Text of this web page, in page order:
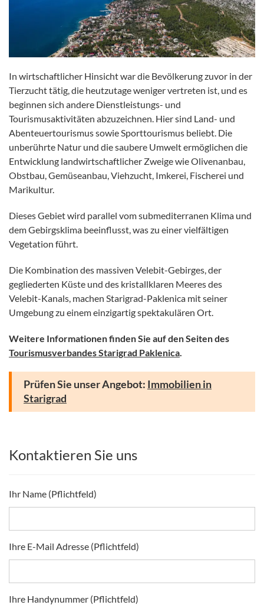
In wirtschaftlicher Hinsicht war die Bevölkerung zuvor in der
Tierzucht tätig, die heutzutage weniger vertreten ist, und es
beginnen sich andere Dienstleistungs- und
Tourismusaktivitäten abzuzeichnen. Hier sind Land- und
Abenteuertourismus sowie Sporttourismus beliebt. Die
unberührte Natur und die saubere Umwelt ermöglichen die
Entwicklung landwirtschaftlicher Zweige wie Olivenanbau,
Obstbau, Gemüseanbau, Viehzucht, Imkerei, Fischerei und
Marikultur.
Dieses Gebiet wird parallel vom submediterranen Klima und
dem Gebirgsklima beeinflusst, was zu einer vielfältigen
Vegetation führt.
Die Kombination des massiven Velebit-Gebirges, der
gegliederten Küste und des kristallklaren Meeres des
Velebit-Kanals, machen Starigrad-Paklenica mit seiner
Umgebung zu einem einzigartig spektakulären Ort.
Weitere Informationen finden Sie auf den Seiten des
Tourismusverbandes Starigrad Paklenica.
Prüfen Sie unser Angebot: Immobilien in
Starigrad
Kontaktieren Sie uns
Ihr Name (Pflichtfeld)
Ihre E-Mail Adresse (Pflichtfeld)
Ihre Handynummer (Pflichtfeld)